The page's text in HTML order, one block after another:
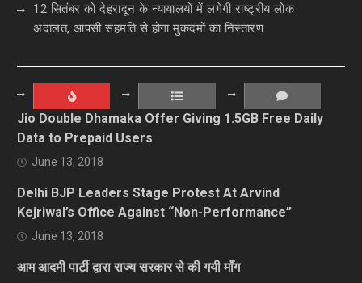
12 सितंबर को देहरादून के न्यायालयों में लगेगी राष्ट्रीय लोक
अदालत, आपसी सहमति से होगा मुकदमों का निस्तारण
Jio Double Dhamaka Offer Giving 1.5GB Free Daily
Data to Prepaid Users
June 13, 2018
Delhi BJP Leaders Stage Protest At Arvind
Kejriwal’s Office Against “Non-Performance”
June 13, 2018
आम आदमी पार्टी द्वारा राज्य सरकार से की गयी माँग